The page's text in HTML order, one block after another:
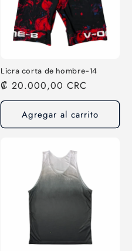
Licra corta de hombre-14
Precio
habitual
₡ 20.000,00 CRC
Agregar al carrito